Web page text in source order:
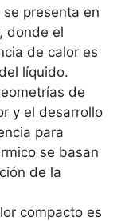
presenta en
donde el
de calor es
líquido.
de
y el desarrollo
para
se basan
de la
compacto es